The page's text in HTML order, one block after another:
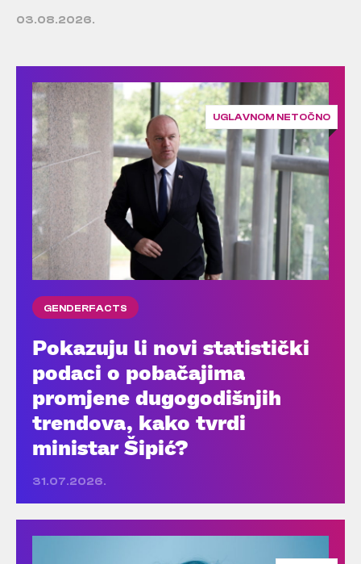
03.08.2026.
UGLAVNOM NETOČNO
GENDERFACTS
Pokazuju li novi statistički
podaci o pobačajima
promjene dugogodišnjih
trendova, kako tvrdi
ministar Šipić?
31.07.2026.